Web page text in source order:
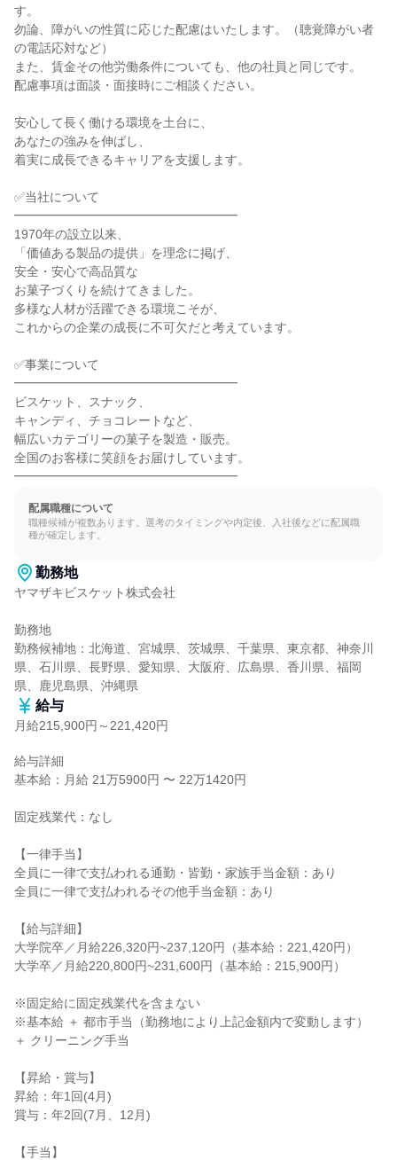
す。
勿論、障がいの性質に応じた配慮はいたします。（聴覚障がい者
の電話応対など）
また、賃金その他労働条件についても、他の社員と同じです。
配慮事項は面談・面接時にご相談ください。
安心して長く働ける環境を土台に、
あなたの強みを伸ばし、
着実に成長できるキャリアを支援します。
✅当社について
━━━━━━━━━━━━━━━━━━
1970年の設立以来、
「価値ある製品の提供」を理念に掲げ、
安全・安心で高品質な
お菓子づくりを続けてきました。
多様な人材が活躍できる環境こそが、
これからの企業の成長に不可欠だと考えています。
✅事業について
━━━━━━━━━━━━━━━━━━
ビスケット、スナック、
キャンディ、チョコレートなど、
幅広いカテゴリーの菓子を製造・販売。
全国のお客様に笑顔をお届けしています。
━━━━━━━━━━━━━━━━━━
配属職種について
職種候補が複数あります。選考のタイミングや内定後、入社後などに配属職
種が確定します。
勤務地
ヤマザキビスケット株式会社
勤務地
勤務候補地：北海道、宮城県、茨城県、千葉県、東京都、神奈川
県、石川県、長野県、愛知県、大阪府、広島県、香川県、福岡
県、鹿児島県、沖縄県
給与
月給215,900円～221,420円
給与詳細
基本給：月給 21万5900円 〜 22万1420円
固定残業代：なし
【一律手当】
全員に一律で支払われる通勤・皆勤・家族手当金額：あり
全員に一律で支払われるその他手当金額：あり
【給与詳細】
大学院卒／月給226,320円~237,120円（基本給：221,420円）
大学卒／月給220,800円~231,600円（基本給：215,900円）
※固定給に固定残業代を含まない
※基本給 ＋ 都市手当（勤務地により上記金額内で変動します）
＋ クリーニング手当
【昇給・賞与】
昇給：年1回(4月)
賞与：年2回(7月、12月)
【手当】